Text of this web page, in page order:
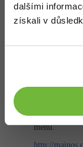
dalšími
získali v Nahoru
Nedával
bych
Tu lupu bych
menu.
http://